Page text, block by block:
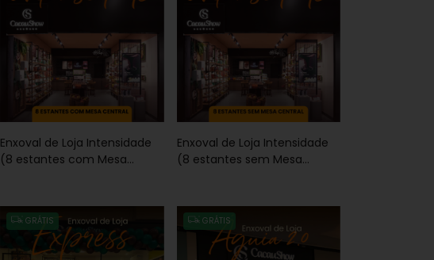
Enxoval de Loja Intensidade
(8 estantes com Mesa
Enxoval de Loja Intensidade
(8 estantes sem Mesa
GRÁTIS GRÁTIS